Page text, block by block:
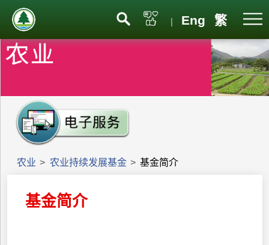
| Eng 繁
农业 > 农业持续发展基金 > 基金简介
基金简介